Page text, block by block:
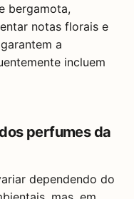
bergamota,
notas florais e
a
incluem
perfumes da
dependendo do